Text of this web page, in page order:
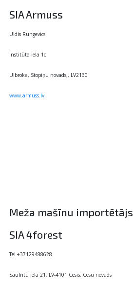
SIA Armuss
Uldis Rungevics
Institūta iela 1c
Ulbroka, Stopiņu novads,, LV2130
www.armuss.lv
Meža mašīnu importētājs
SIA 4forest
Tel +37129488628
Saulrītu iela 21, LV-4101 Cēsis, Cēsu novads